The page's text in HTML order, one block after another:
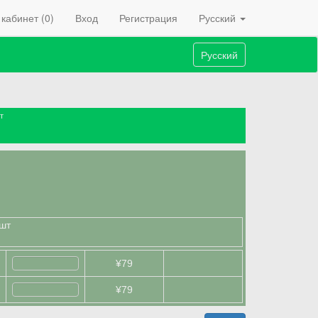
(0) Вход Регистрация Русский
Русский
¥79
¥79